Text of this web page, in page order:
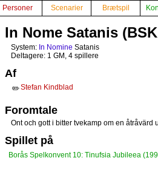
Personer Scenarier Brætspil
In Nome Satanis
System: In Nomine Satanis
Deltagere: 1 GM, 4 spillere
Af
✏️Stefan Kindblad
Foromtale
Ont och gott i bitter tvekamp om en
Spillet på
Borås Spelkonvent 10: Tinufsia Jubileea